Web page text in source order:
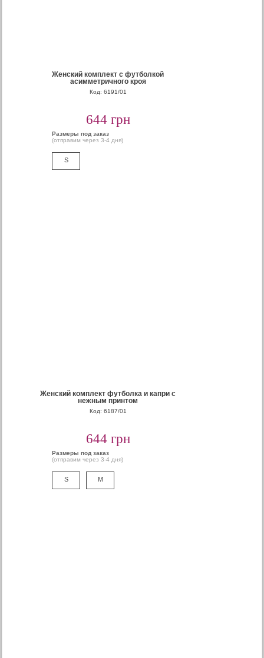
Женский комплект с футболкой
асимметричного кроя
Код: 6191/01
644 грн
Размеры под заказ
(отправим через 3-4 дня)
S
Женский комплект футболка и капри с
нежным принтом
Код: 6187/01
644 грн
Размеры под заказ
(отправим через 3-4 дня)
S M